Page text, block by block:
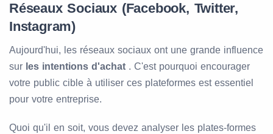
Réseaux Sociaux (Facebook, Twitter,
Instagram)
Aujourd'hui, les réseaux sociaux ont une grande influence
sur les intentions d'achat . C'est pourquoi encourager
votre public cible à utiliser ces plateformes est essentiel
pour votre entreprise.
Quoi qu'il en soit, vous devez analyser les plates-formes